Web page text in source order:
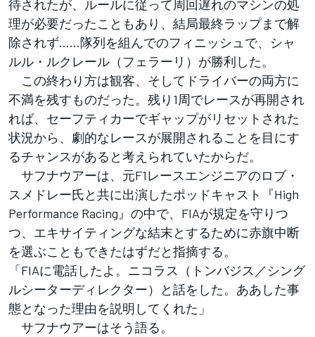
待されたが、ルールに従って周回遅れのマシンの処
理が必要だったこともあり、結局最終ラップまで解
除されず……隊列を組んでのフィニッシュで、シャ
ルル・ルクレール（フェラーリ）が勝利した。
この終わり方は観客、そしてドライバーの両方に
不満を残すものだった。残り1周でレースが再開され
れば、セーフティカーでギャップがリセットされた
状況から、劇的なレースが展開されることを目にす
るチャンスがあると考えられていたからだ。
サフナウアーは、元F1レースエンジニアのロブ・
スメドレー氏と共に出演したポッドキャスト『High
Performance Racing』の中で、FIAが規定を守りつ
つ、エキサイティングな結末とするために赤旗中断
を選ぶこともできたはずだと指摘する。
「FIAに電話したよ。ニコラス（トンバジス／シング
ルシーターディレクター）と話をした。ああした事
態となった理由を説明してくれた」
サフナウアーはそう語る。